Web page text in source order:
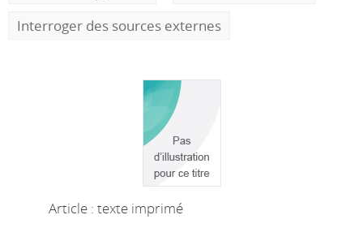
Interroger des sources externes
Article : texte imprimé